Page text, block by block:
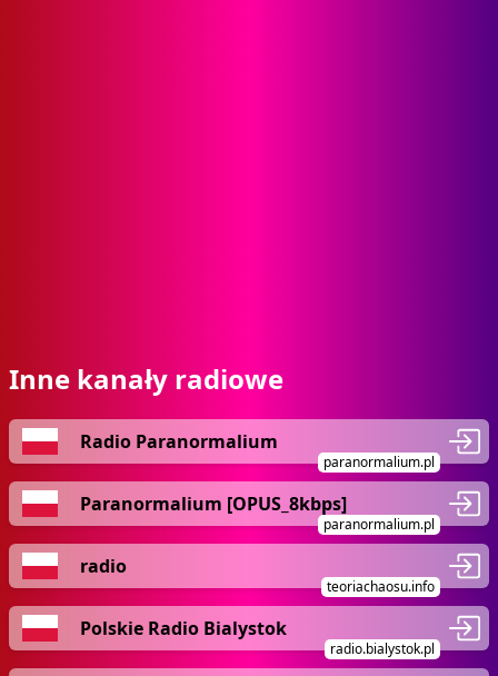
Inne kanały radiowe
Radio Paranormalium
paranormalium.pl
Paranormalium [OPUS_8kbps]
paranormalium.pl
radio
teoriachaosu.info
Polskie Radio Bialystok
radio.bialystok.pl